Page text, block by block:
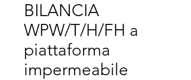
BILANCIA
WPW/T/H/FH a
piattaforma
impermeabile